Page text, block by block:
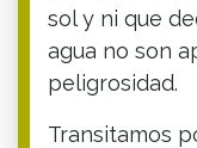
sol y ni que
agua no son
peligrosidad.
Transitamos